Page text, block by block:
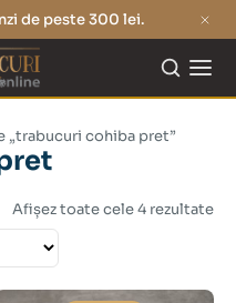
de peste 300 lei.
„trabucuri cohiba pret”
Afișez toate cele 4 rezultate